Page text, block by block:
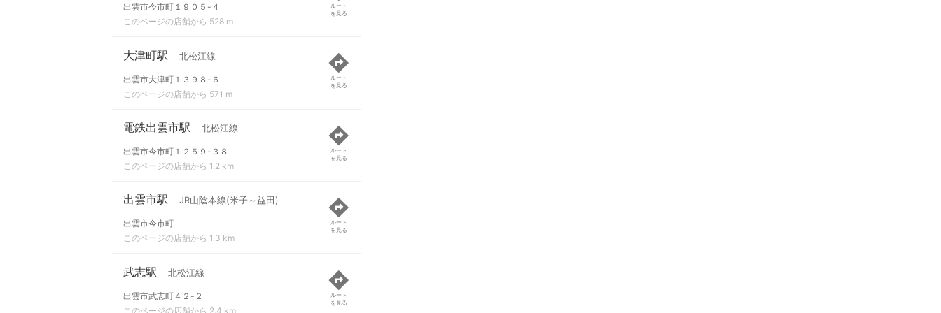
出雲市今市町１９０５-４
このページの店舗から 528 m
ルート
を見る
大津町駅 北松江線
出雲市大津町１３９８-６
このページの店舗から 571 m
ルート
を見る
電鉄出雲市駅 北松江線
出雲市今市町１２５９-３８
このページの店舗から 1.2 km
ルート
を見る
出雲市駅 JR山陰本線(米子～益田)
出雲市今市町
このページの店舗から 1.3 km
ルート
を見る
武志駅 北松江線
出雲市武志町４２-２
このページの店舗から 2.4 km
ルート
を見る